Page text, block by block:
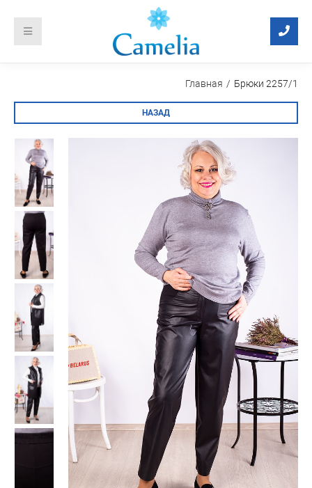
НАЗАД
Главная Брюки 2257/1